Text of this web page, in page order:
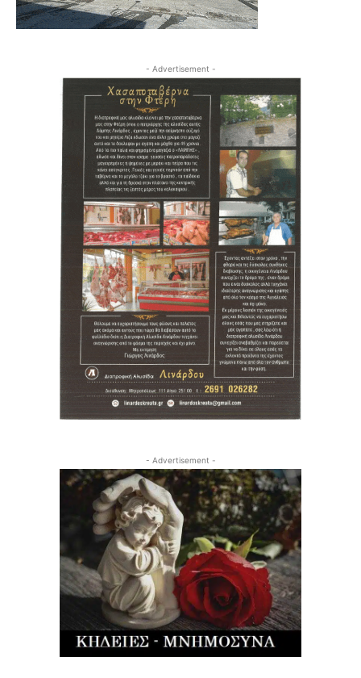
- Advertisement -
- Advertisement -